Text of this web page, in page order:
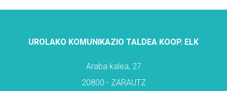
UROLAKO KOMUNIKAZIO TALDEA KOOP. ELK
Araba kalea, 27
20800 - ZARAUTZ